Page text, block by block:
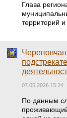
Глава
территорий
07.05.2026 15:24
По данным